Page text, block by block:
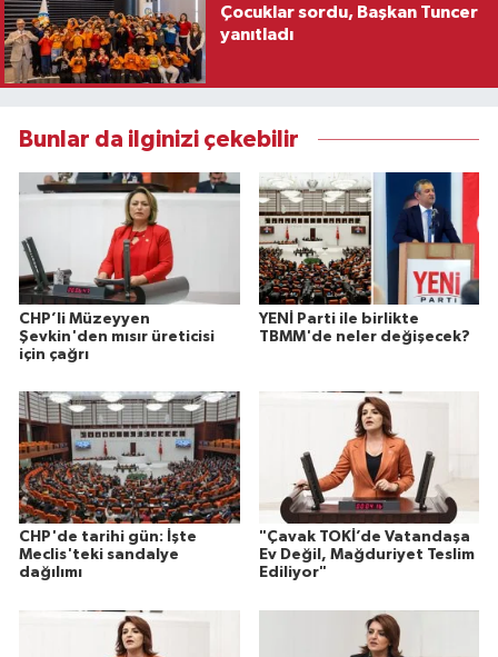
Çocuklar sordu, Başkan Tuncer
yanıtladı
Bunlar da ilginizi çekebilir
CHP’li Müzeyyen
Şevkin'den mısır üreticisi
için çağrı
YENİ Parti ile birlikte
TBMM'de neler değişecek?
CHP'de tarihi gün: İşte
Meclis'teki sandalye
dağılımı
"Çavak TOKİ’de Vatandaşa
Ev Değil, Mağduriyet Teslim
Ediliyor"